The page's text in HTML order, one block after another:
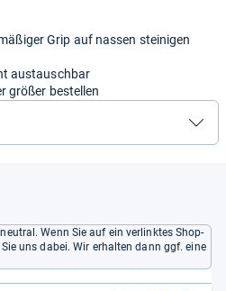
Grip auf nassen steinigen
austauschbar
größer bestellen
Wenn Sie auf ein verlinktes Shop-
uns dabei. Wir erhalten dann ggf. eine